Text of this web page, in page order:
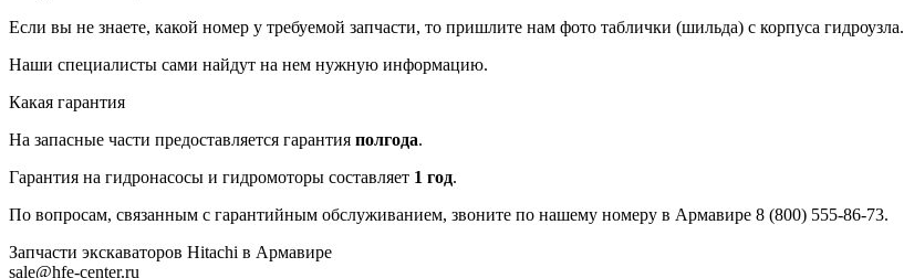
Если вы не знаете, какой номер у требуемой запчасти, то пришлите нам фото таблички (шильда) с корпуса гидроузла.
Наши специалисты сами найдут на нем нужную информацию.
Какая гарантия
На запасные части предоставляется гарантия полгода.
Гарантия на гидронасосы и гидромоторы составляет 1 год.
По вопросам, связанным с гарантийным обслуживанием, звоните по нашему номеру в Армавире 8 (800) 555-86-73.
Запчасти экскаваторов Hitachi в Армавире
sale@hfe-center.ru